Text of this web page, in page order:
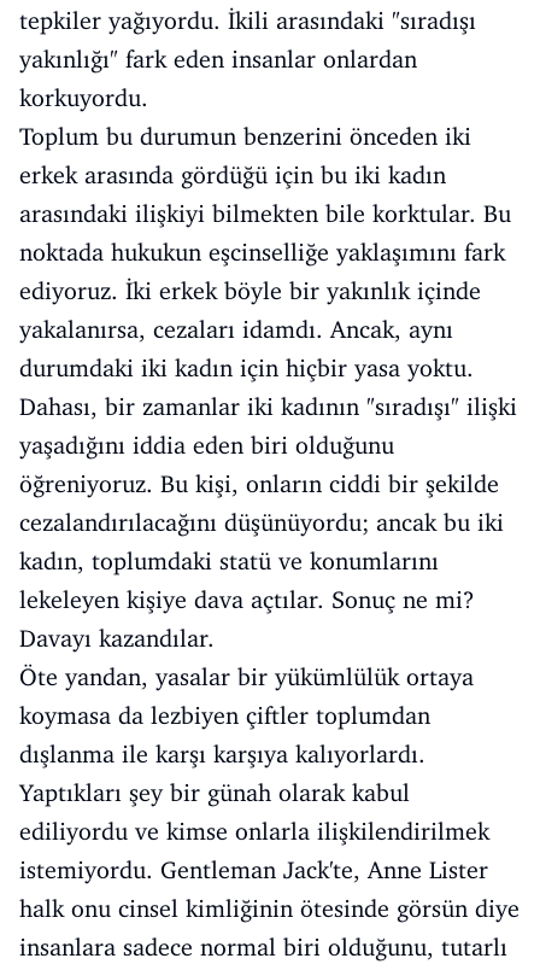
tepkiler yağıyordu. İkili arasındaki "sıradışı
yakınlığı" fark eden insanlar onlardan
korkuyordu.
Toplum bu durumun benzerini önceden iki
erkek arasında gördüğü için bu iki kadın
arasındaki ilişkiyi bilmekten bile korktular. Bu
noktada hukukun eşcinselliğe yaklaşımını fark
ediyoruz. İki erkek böyle bir yakınlık içinde
yakalanırsa, cezaları idamdı. Ancak, aynı
durumdaki iki kadın için hiçbir yasa yoktu.
Dahası, bir zamanlar iki kadının "sıradışı" ilişki
yaşadığını iddia eden biri olduğunu
öğreniyoruz. Bu kişi, onların ciddi bir şekilde
cezalandırılacağını düşünüyordu; ancak bu iki
kadın, toplumdaki statü ve konumlarını
lekeleyen kişiye dava açtılar. Sonuç ne mi?
Davayı kazandılar.
Öte yandan, yasalar bir yükümlülük ortaya
koymasa da lezbiyen çiftler toplumdan
dışlanma ile karşı karşıya kalıyorlardı.
Yaptıkları şey bir günah olarak kabul
ediliyordu ve kimse onlarla ilişkilendirilmek
istemiyordu. Gentleman Jack'te, Anne Lister
halk onu cinsel kimliğinin ötesinde görsün diye
insanlara sadece normal biri olduğunu, tutarlı